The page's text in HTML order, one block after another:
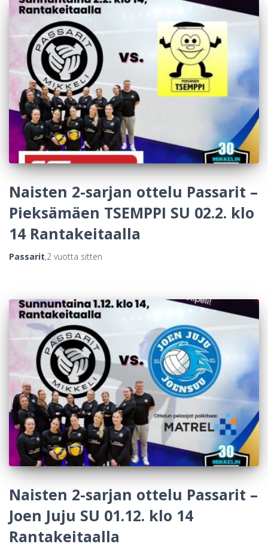
Naisten 2-sarjan ottelu Passarit –
Pieksämäen TSEMPPI SU 02.2. klo
14 Rantakeitaalla
Passarit,2 vuotta sitten
Naisten 2-sarjan ottelu Passarit –
Joen Juju SU 01.12. klo 14
Rantakeitaalla